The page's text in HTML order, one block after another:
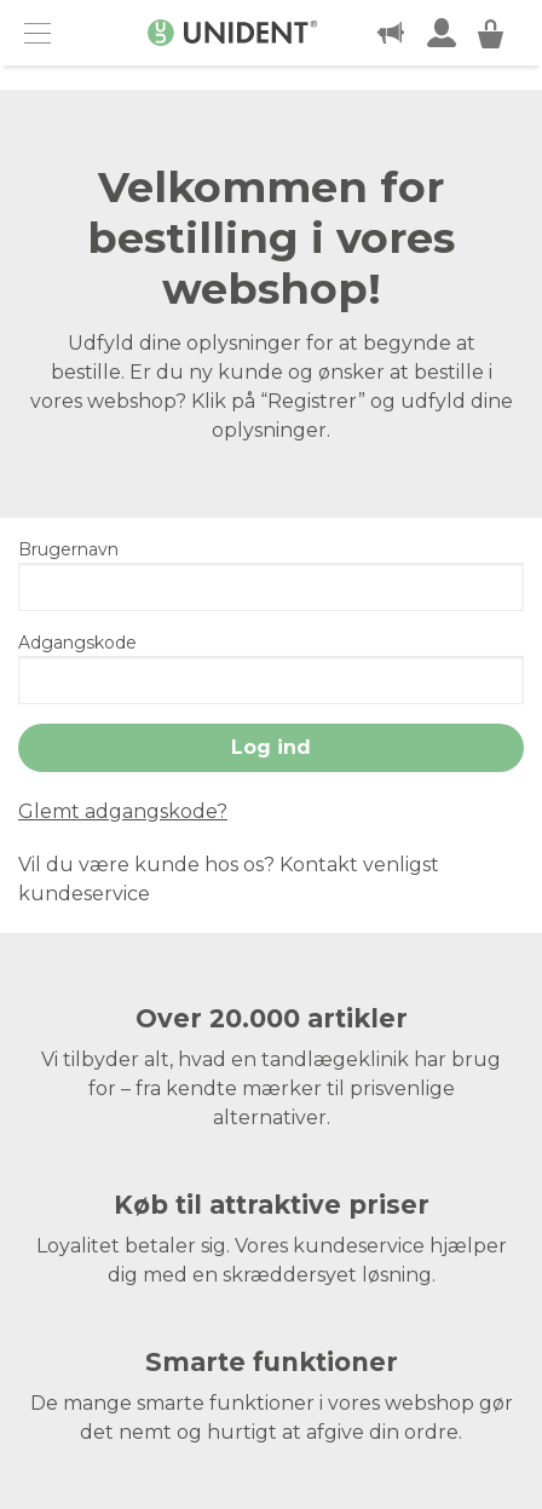
Menu
KONTAKT
Velkommen for
bestilling i vores
webshop!
Udfyld dine oplysninger for at begynde at
bestille. Er du ny kunde og ønsker at bestille i
vores webshop? Klik på “Registrer” og udfyld dine
oplysninger.
Brugernavn
Adgangskode
Glemt adgangskode?
Vil du være kunde hos os? Kontakt venligst
kundeservice
Over 20.000 artikler
Vi tilbyder alt, hvad en tandlægeklinik har brug
for – fra kendte mærker til prisvenlige
alternativer.
Køb til attraktive priser
Loyalitet betaler sig. Vores kundeservice hjælper
dig med en skræddersyet løsning.
Smarte funktioner
De mange smarte funktioner i vores webshop gør
det nemt og hurtigt at afgive din ordre.